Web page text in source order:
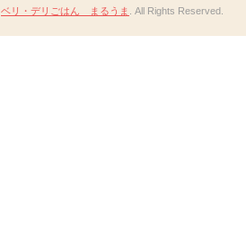
ベリ・デリごはん まるうま . All Rights Reserved.